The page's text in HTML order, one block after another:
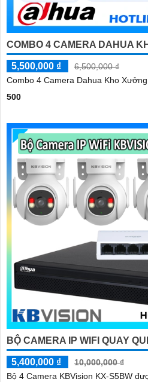
COMBO 4 CAMERA DAHUA
5,500,000 ₫
6,500,000 ₫
Combo 4 Camera Dahua Kho
500
BỘ CAMERA IP WIFI QUAY
5,400,000 ₫
10,000,000 ₫
Bộ 4 Camera KBVision KX-S5BW